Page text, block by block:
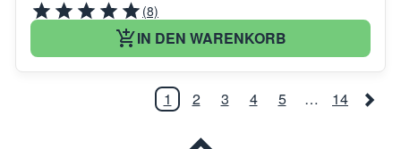
(8)
IN DEN WARENKORB
1 2 3 4 5 … 14